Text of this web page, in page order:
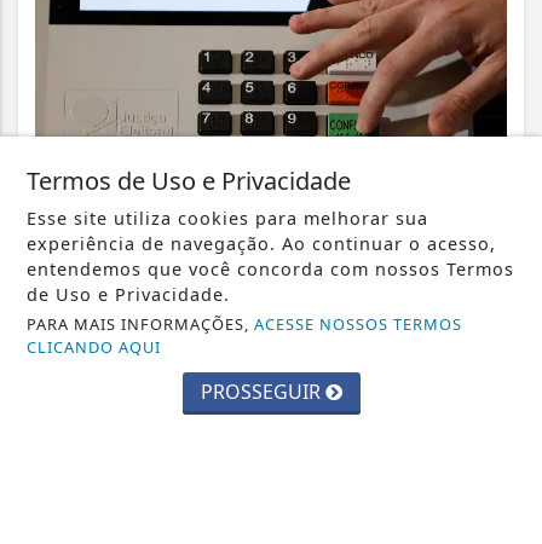
05 DE AGO
GERAL
Bolsonaro pede ao STF para receber os
filhos no Dia dos Pais
Termos de Uso e Privacidade
Esse site utiliza cookies para melhorar sua
experiência de navegação. Ao continuar o acesso,
entendemos que você concorda com nossos Termos
de Uso e Privacidade.
PARA MAIS INFORMAÇÕES,ACESSE NOSSOS TERMOS
CLICANDO AQUI
PROSSEGUIR